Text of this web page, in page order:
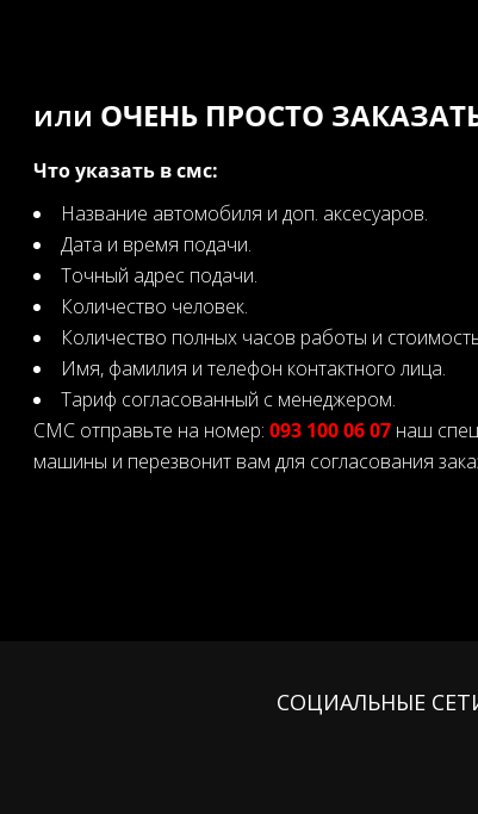
или ОЧЕНЬ ПРОСТО
Что указать в смс:
Название автомобиля и доп. аксесуаров.
Дата и время подачи.
Точный адрес подачи.
Количество человек.
Количество полных часов работы и
Имя, фамилия и телефон контактного лица.
Тариф согласованный с менеджером.
СМС отправьте на номер: 093 100 06 07 наш
машины и перезвонит вам для согласования
СОЦИАЛЬНЫЕ